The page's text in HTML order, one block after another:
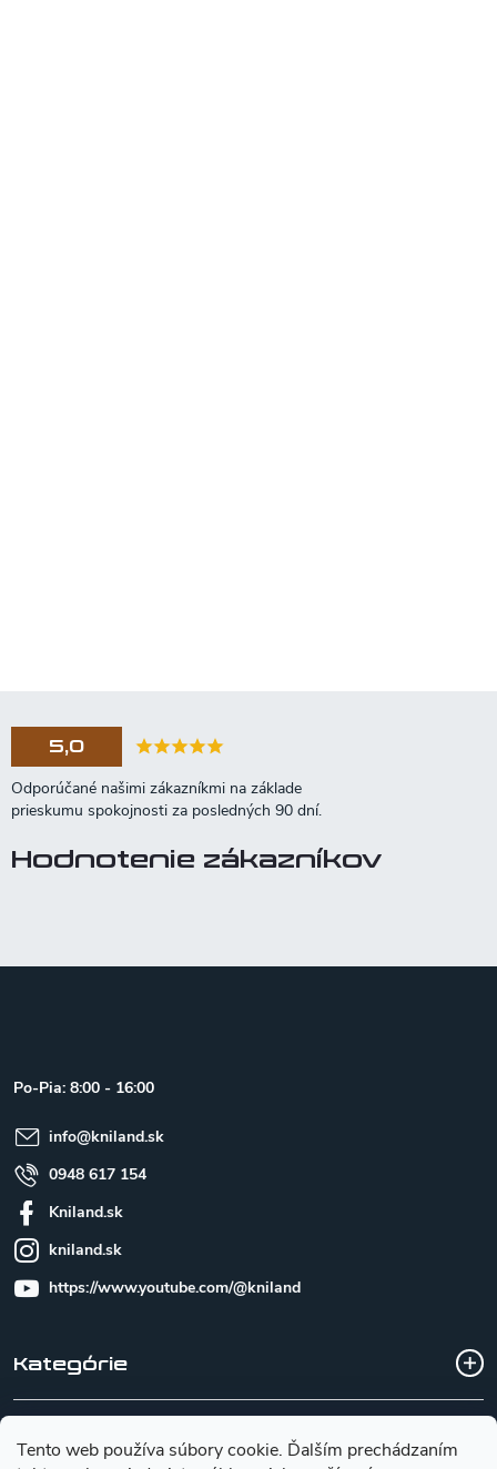
Tento web používa súbory cookie. Ďalším prechádzaním
5,0
Hodnotenie zákazníkov
Po-Pia: 8:00 - 16:00
info@kniland.sk
0948 617 154
Kniland.sk
kniland.sk
https://www.youtube.com/@kniland
Kategórie